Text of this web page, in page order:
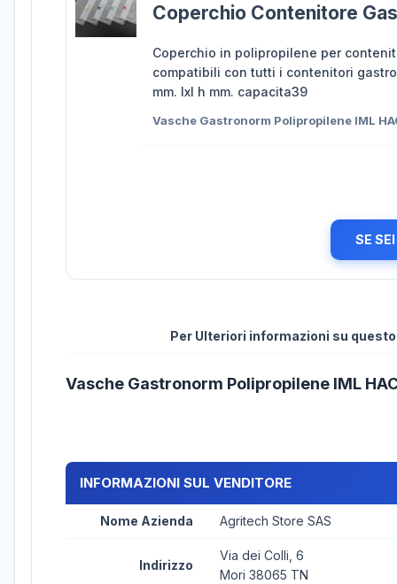
Coperchio Contenitore
Coperchio in polipropilene per
compatibili con tutti i contenitori
mm. lxl h mm. capacita39
Vasche Gastronorm Polipropilene IML
SE
Per Ulteriori informazioni su
Vasche Gastronorm Polipropilene IML
INFORMAZIONI SUL VENDITORE
Nome Azienda Agritech Store SAS
Indirizzo
Via dei Colli, 6
Mori 38065 TN